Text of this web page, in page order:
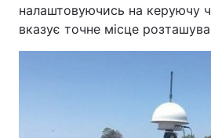
налаштовуючись на керуючу
вказує точне місце